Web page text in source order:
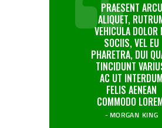
PRAESENT ARCU
ALIQUET,
VEHICULA DOLOR
SOCIIS, VEL EU
PHARETRA, DUI
TINCIDUNT
AC UT INTERDUM
FELIS AENEAN
COMMODO
MORGAN KING